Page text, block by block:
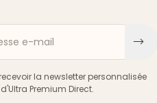
e-mail
la newsletter personnalisée
d'Ultra Premium Direct.